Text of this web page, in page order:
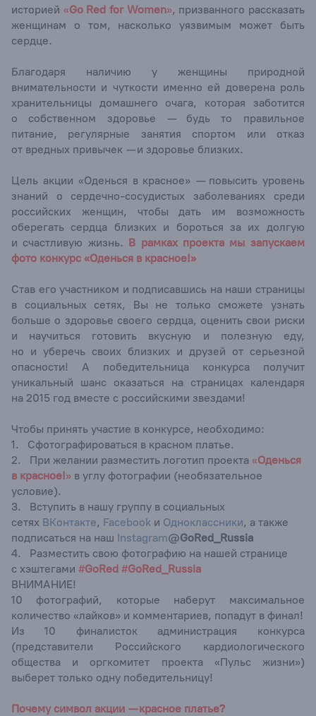
историей «Go Red for Women», призванного рассказать
женщинам о том, насколько уязвимым может быть
сердце.
Благодаря наличию у женщины природной
внимательности и чуткости именно ей доверена роль
хранительницы домашнего очага, которая заботится
о собственном здоровье — будь то правильное
питание, регулярные занятия спортом или отказ
от вредных привычек — и здоровье близких.
Цель акции «Оденься в красное» — повысить уровень
знаний о сердечно-сосудистых заболеваниях среди
российских женщин, чтобы дать им возможность
оберегать сердца близких и бороться за их долгую
и счастливую жизнь. В рамках проекта мы запускаем
фото конкурс «Оденься в красное!»
Став его участником и подписавшись на наши страницы
в социальных сетях, Вы не только сможете узнать
больше о здоровье своего сердца, оценить свои риски
и научиться готовить вкусную и полезную еду,
но и уберечь своих близких и друзей от серьезной
опасности! А победительница конкурса получит
уникальный шанс оказаться на страницах календаря
на 2015 год вместе с российскими звездами!
Чтобы принять участие в конкурсе, необходимо:
1. Сфотографироваться в красном платье.
2. При желании разместить логотип проекта «Оденься
в красное!» в углу фотографии (необязательное
условие).
3. Вступить в нашу группу в социальных
сетях ВКонтакте, Facebook и Одноклассники, а также
подписаться на наш Instagram@GoRed_Russia
4. Разместить свою фотографию на нашей странице
с хэштегами #GoRed #GoRed_Russia
ВНИМАНИЕ!
10 фотографий, которые наберут максимальное
количество «лайков» и комментариев, попадут в финал!
Из 10 финалисток администрация конкурса
(представители Российского кардиологического
общества и оргкомитет проекта «Пульс жизни»)
выберет только одну победительницу!
Почему символ акции — красное платье?